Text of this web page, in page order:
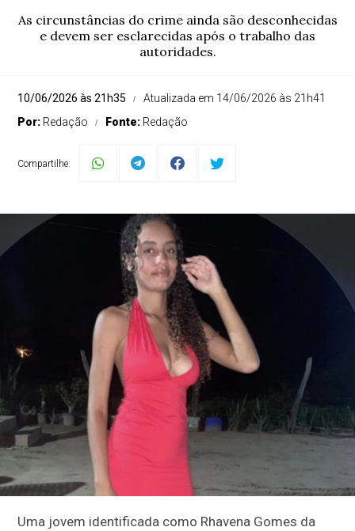
As circunstâncias do crime ainda são desconhecidas
e devem ser esclarecidas após o trabalho das
autoridades.
10/06/2026 às 21h35
Atualizada em 14/06/2026 às 21h41
Por: Redação Fonte: Redação
Compartilhe:
Uma jovem identificada como Rhavena Gomes da